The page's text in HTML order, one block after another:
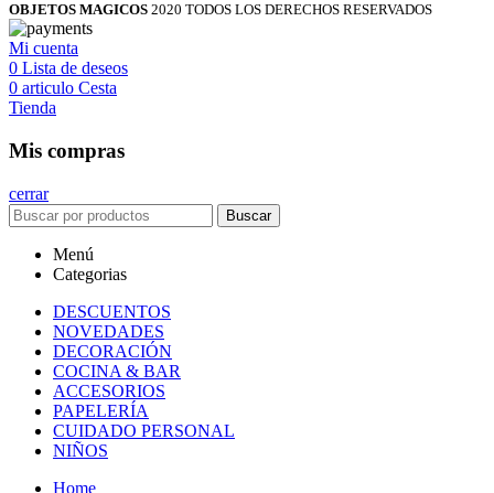
OBJETOS MAGICOS 2020 TODOS LOS DERECHOS RESERVADOS
Mi cuenta
0 Lista de deseos
0 articulo Cesta
Tienda
Mis compras
cerrar
Buscar
Menú
Categorias
DESCUENTOS
NOVEDADES
DECORACIÓN
COCINA & BAR
ACCESORIOS
PAPELERÍA
CUIDADO PERSONAL
NIÑOS
Home